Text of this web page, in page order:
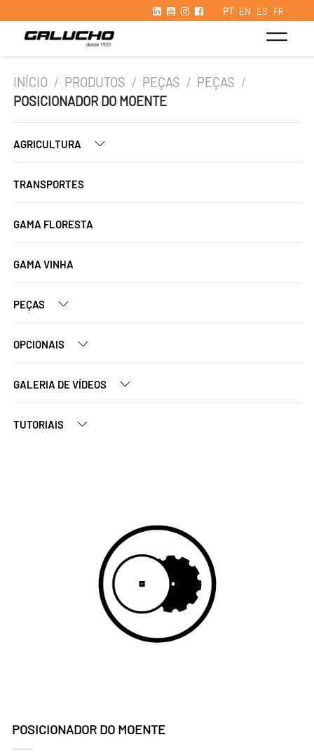
PT EN ES FR
INÍCIO / PRODUTOS / PEÇAS / PEÇAS /
POSICIONADOR DO MOENTE
AGRICULTURA
TRANSPORTES
GAMA FLORESTA
GAMA VINHA
PEÇAS
OPCIONAIS
GALERIA DE VÍDEOS
TUTORIAIS
POSICIONADOR DO MOENTE